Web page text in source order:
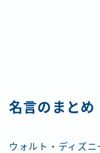
名言のまとめ
ウォルト・ディズ